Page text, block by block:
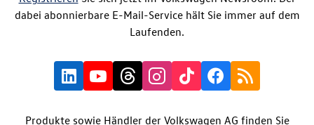
dabei abonnierbare E-Mail-Service hält Sie immer auf dem
Laufenden.
Produkte sowie Händler der Volkswagen AG finden Sie